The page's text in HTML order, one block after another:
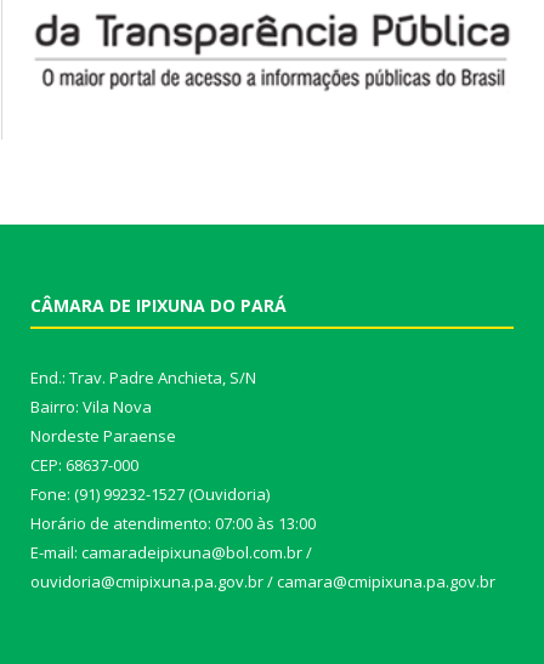
CÂMARA DE IPIXUNA DO PARÁ
End.: Trav. Padre Anchieta, S/N
Bairro: Vila Nova
Nordeste Paraense
CEP: 68637-000
Fone: (91) 99232-1527 (Ouvidoria)
Horário de atendimento: 07:00 às 13:00
E-mail: camaradeipixuna@bol.com.br /
ouvidoria@cmipixuna.pa.gov.br / camara@cmipixuna.pa.gov.br